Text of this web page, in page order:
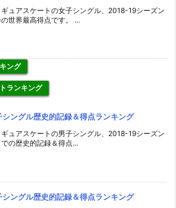
ギュアスケートの女子シングル、2018-19シーズン
の世界最高得点です。 …
ング
ランキング
シングル歴史的記録＆得点ランキング
ギュアスケートの男子シングル、2018-19シーズン
の歴史的記録＆得点…
シングル歴史的記録＆得点ランキング